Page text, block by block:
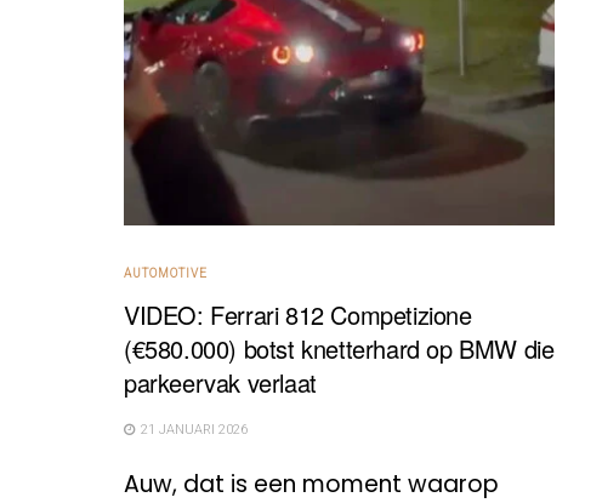
AUTOMOTIVE
VIDEO: Ferrari 812 Competizione
(€580.000) botst knetterhard op BMW die
parkeervak verlaat
21 JANUARI 2026
Auw, dat is een moment waarop